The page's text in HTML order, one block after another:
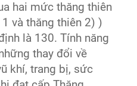
hai mức thăng thiên
và thăng thiên 2) )
là 130. Tính năng
thay đổi về
khí, trang bị, sức